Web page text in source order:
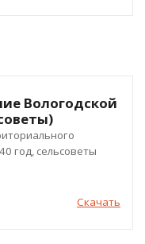
Вологодской
год, сельсоветы
Скачать